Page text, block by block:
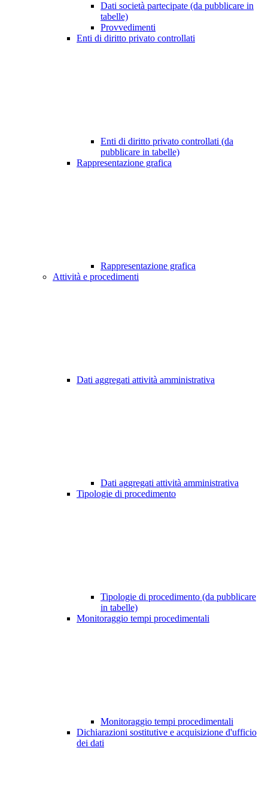
Dati società partecipate (da pubblicare in
tabelle)
Provvedimenti
Enti di diritto privato controllati
Enti di diritto privato controllati (da
pubblicare in tabelle)
Rappresentazione grafica
Rappresentazione grafica
Attività e procedimenti
Dati aggregati attività amministrativa
Dati aggregati attività amministrativa
Tipologie di procedimento
Tipologie di procedimento (da pubblicare
in tabelle)
Monitoraggio tempi procedimentali
Monitoraggio tempi procedimentali
Dichiarazioni sostitutive e acquisizione d'ufficio
dei dati